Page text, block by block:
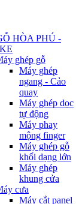
HÒA PHÚ -
ghép gỗ
Máy ghép
ngang - Cảo
quay
Máy ghép dọc
tự động
Máy phay
mộng finger
Máy ghép gỗ
khối dạng lớn
Máy ghép
khung cửa
cưa
Máy cắt panel